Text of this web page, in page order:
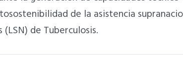
de la asistencia
(LSN) de Tuberculosis.